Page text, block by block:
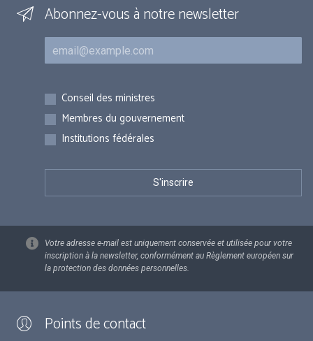
Abonnez-vous à notre newsletter
Courriel
Inscriptions
Conseil des ministres
Membres du gouvernement
Institutions fédérales
Votre adresse e-mail est uniquement conservée et utilisée pour votre
inscription à la newsletter, conformément au Règlement européen sur
la protection des données personnelles.
Points de contact